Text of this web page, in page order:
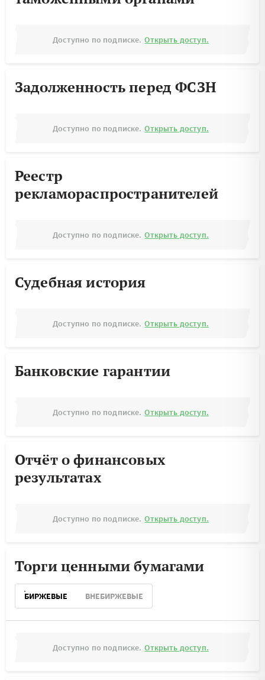
Доступно по подписке. Открыть доступ.
Задолженность перед ФСЗН
Доступно по подписке. Открыть доступ.
Реестр
рекламораспространителей
Доступно по подписке. Открыть доступ.
Судебная история
Доступно по подписке. Открыть доступ.
Банковские гарантии
Доступно по подписке. Открыть доступ.
Отчёт о финансовых
результатах
Доступно по подписке. Открыть доступ.
Торги ценными бумагами
БИРЖЕВЫЕ ВНЕБИРЖЕВЫЕ
Доступно по подписке. Открыть доступ.